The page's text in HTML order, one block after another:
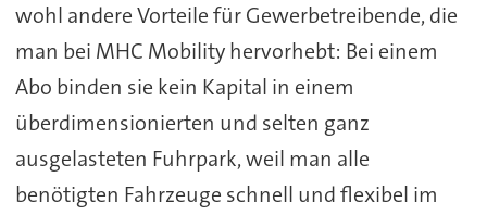
wohl andere Vorteile für Gewerbetreibende, die
man bei MHC Mobility hervorhebt: Bei einem
Abo binden sie kein Kapital in einem
überdimensionierten und selten ganz
ausgelasteten Fuhrpark, weil man alle
benötigten Fahrzeuge schnell und flexibel im